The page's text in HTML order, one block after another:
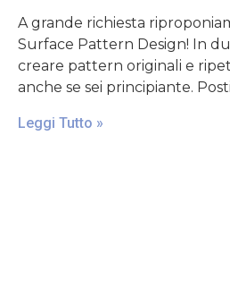
A grande richiesta
Surface Pattern Design! In
creare pattern originali e
anche se sei principiante.
Leggi Tutto »